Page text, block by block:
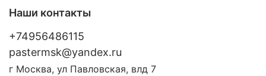
Наши контакты
+74956486115
pastermsk@yandex.ru
г Москва, ул Павловская, влд 7